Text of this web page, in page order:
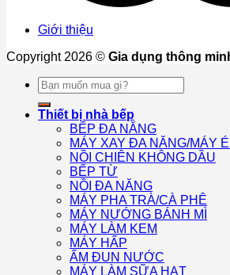
Giới thiệu
Copyright 2026 © Gia dụng thông
Tìm
kiếm:
Thiết bị nhà bếp
BẾP ĐA NĂNG
MÁY XAY ĐA NĂNG/MÁY
NỒI CHIÊN KHÔNG DẦU
BẾP TỪ
NỒI ĐA NĂNG
MÁY PHA TRÀ/CÀ PHÊ
MÁY NƯỚNG BÁNH MÌ
MÁY LÀM KEM
MÁY HẤP
ẤM ĐUN NƯỚC
MÁY LÀM SỮA HẠT